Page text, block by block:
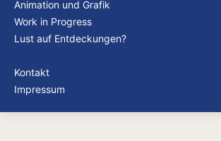
Animation und Grafik
Work in Progress
Lust auf Entdeckungen?
Kontakt
Impressum